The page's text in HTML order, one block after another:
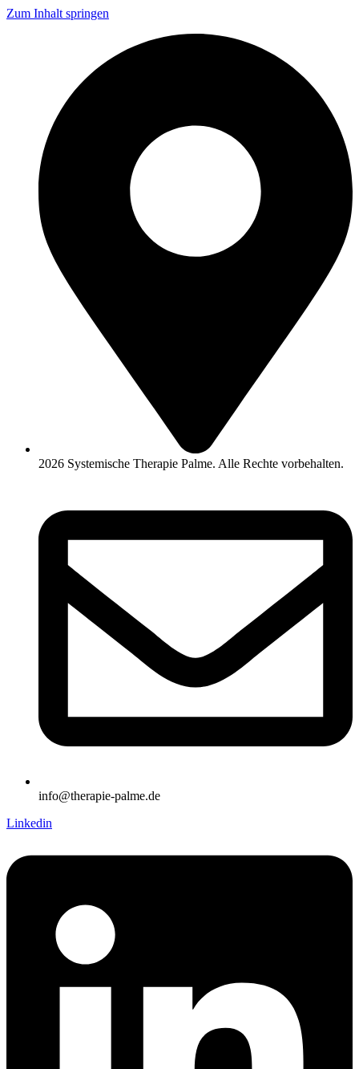
Zum Inhalt springen
2026 Systemische Therapie Palme. Alle Rechte vorbehalten.
info@therapie-palme.de
Linkedin